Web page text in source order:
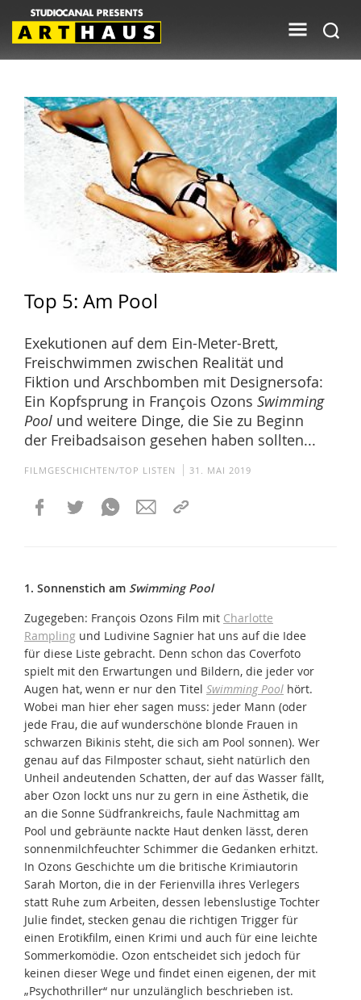
Top 5: Am Pool
Exekutionen auf dem Ein-Meter-Brett,
Freischwimmen zwischen Realität und
Fiktion und Arschbomben mit Designersofa:
Ein Kopfsprung in François Ozons Swimming
Pool und weitere Dinge, die Sie zu Beginn
der Freibadsaison gesehen haben sollten...
FILMGESCHICHTEN/TOP LISTEN 31. MAI 2019
1. Sonnenstich am Swimming Pool
Zugegeben: François Ozons Film mit Charlotte
Rampling und Ludivine Sagnier hat uns auf die Idee
für diese Liste gebracht. Denn schon das Coverfoto
spielt mit den Erwartungen und Bildern, die jeder vor
Augen hat, wenn er nur den Titel Swimming Pool hört.
Wobei man hier eher sagen muss: jeder Mann (oder
jede Frau, die auf wunderschöne blonde Frauen in
schwarzen Bikinis steht, die sich am Pool sonnen). Wer
genau auf das Filmposter schaut, sieht natürlich den
Unheil andeutenden Schatten, der auf das Wasser fällt,
aber Ozon lockt uns nur zu gern in eine Ästhetik, die
an die Sonne Südfrankreichs, faule Nachmittag am
Pool und gebräunte nackte Haut denken lässt, deren
sonnenmilchfeuchter Schimmer die Gedanken erhitzt.
In Ozons Geschichte um die britische Krimiautorin
Sarah Morton, die in der Ferienvilla ihres Verlegers
statt Ruhe zum Arbeiten, dessen lebenslustige Tochter
Julie findet, stecken genau die richtigen Trigger für
einen Erotikfilm, einen Krimi und auch für eine leichte
Sommerkomödie. Ozon entscheidet sich jedoch für
keinen dieser Wege und findet einen eigenen, der mit
„Psychothriller“ nur unzulänglich beschrieben ist.